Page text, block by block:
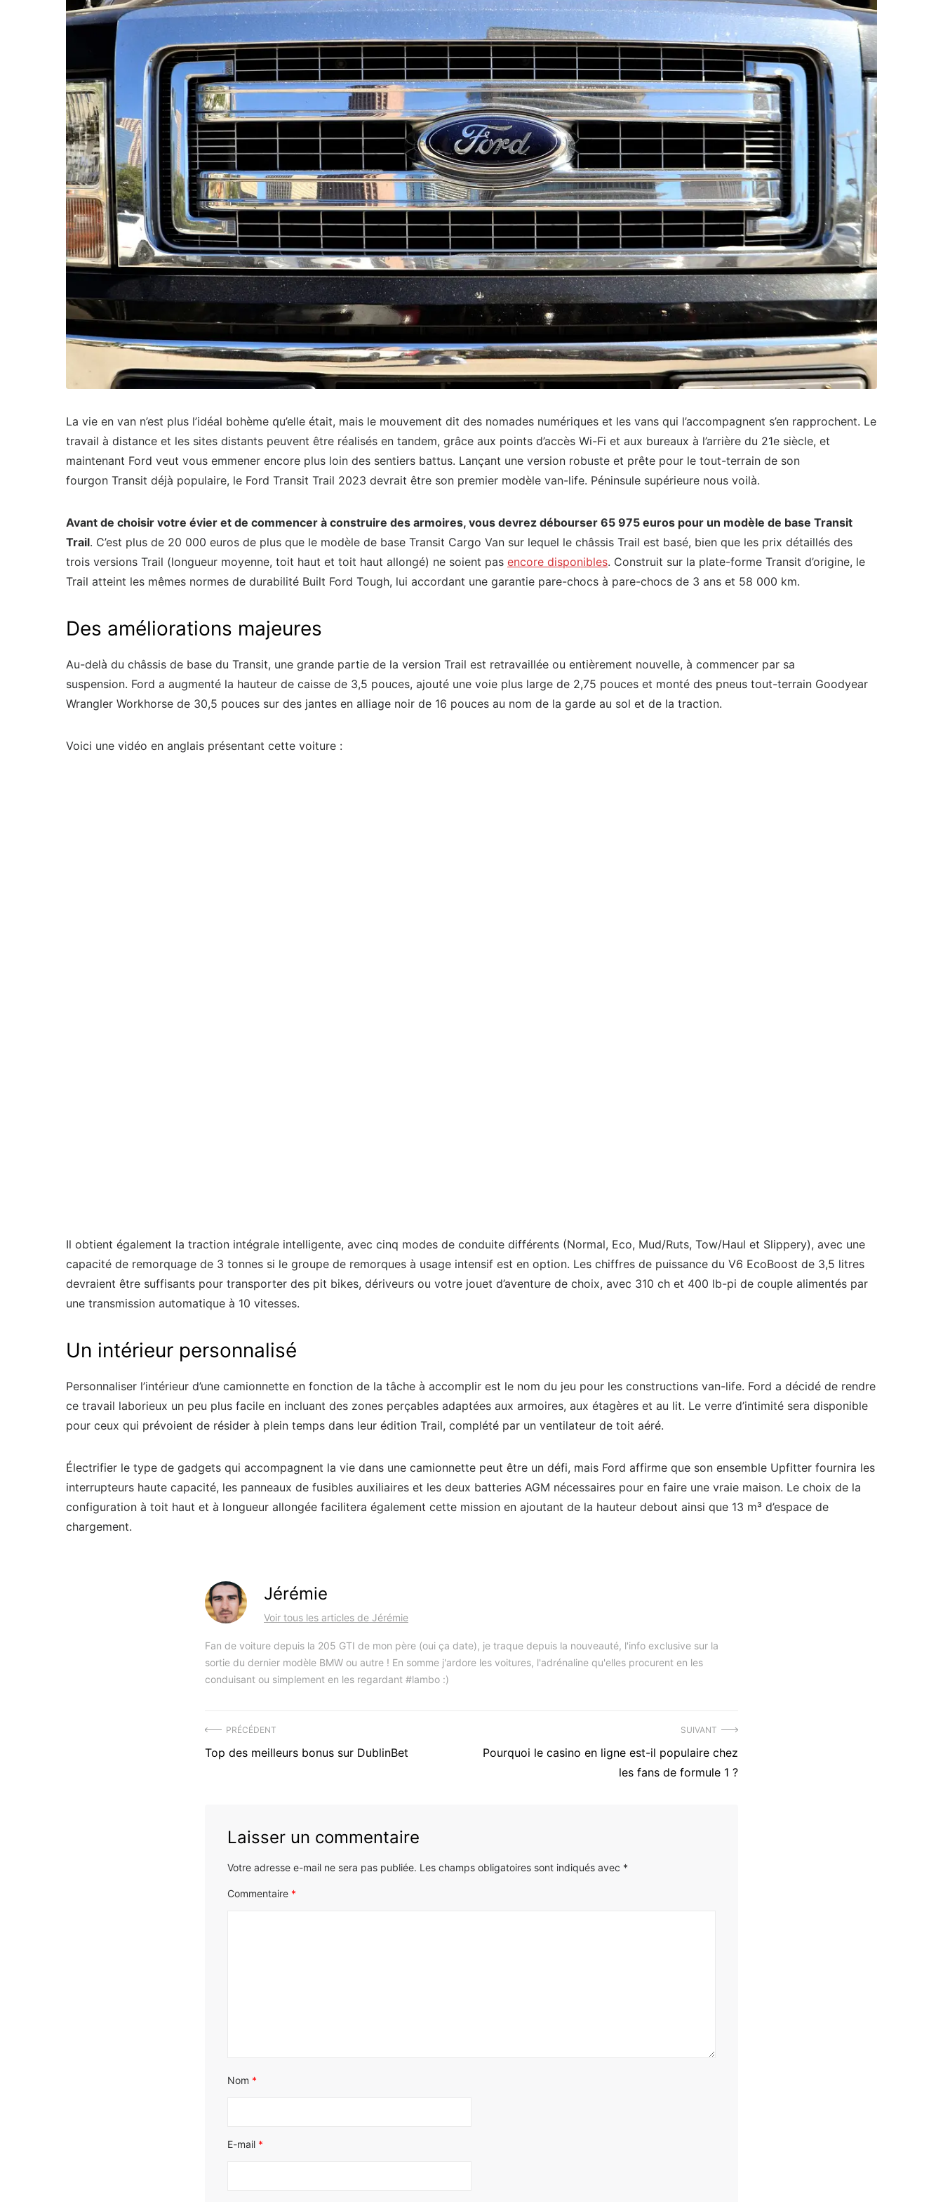
La vie en van n’est plus l’idéal bohème qu’elle était, mais le mouvement dit des nomades numériques et les vans qui l’accompagnent s’en rapprochent. Le
travail à distance et les sites distants peuvent être réalisés en tandem, grâce aux points d’accès Wi-Fi et aux bureaux à l’arrière du 21e siècle, et
maintenant Ford veut vous emmener encore plus loin des sentiers battus. Lançant une version robuste et prête pour le tout-terrain de son
fourgon Transit déjà populaire, le Ford Transit Trail 2023 devrait être son premier modèle van-life. Péninsule supérieure nous voilà.
Avant de choisir votre évier et de commencer à construire des armoires, vous devrez débourser 65 975 euros pour un modèle de base Transit
Trail. C’est plus de 20 000 euros de plus que le modèle de base Transit Cargo Van sur lequel le châssis Trail est basé, bien que les prix détaillés des
trois versions Trail (longueur moyenne, toit haut et toit haut allongé) ne soient pas encore disponibles. Construit sur la plate-forme Transit d’origine, le
Trail atteint les mêmes normes de durabilité Built Ford Tough, lui accordant une garantie pare-chocs à pare-chocs de 3 ans et 58 000 km.
Des améliorations majeures
Au-delà du châssis de base du Transit, une grande partie de la version Trail est retravaillée ou entièrement nouvelle, à commencer par sa
suspension. Ford a augmenté la hauteur de caisse de 3,5 pouces, ajouté une voie plus large de 2,75 pouces et monté des pneus tout-terrain Goodyear
Wrangler Workhorse de 30,5 pouces sur des jantes en alliage noir de 16 pouces au nom de la garde au sol et de la traction.
Voici une vidéo en anglais présentant cette voiture :
Il obtient également la traction intégrale intelligente, avec cinq modes de conduite différents (Normal, Eco, Mud/Ruts, Tow/Haul et Slippery), avec une
capacité de remorquage de 3 tonnes si le groupe de remorques à usage intensif est en option. Les chiffres de puissance du V6 EcoBoost de 3,5 litres
devraient être suffisants pour transporter des pit bikes, dériveurs ou votre jouet d’aventure de choix, avec 310 ch et 400 lb-pi de couple alimentés par
une transmission automatique à 10 vitesses.
Un intérieur personnalisé
Personnaliser l’intérieur d’une camionnette en fonction de la tâche à accomplir est le nom du jeu pour les constructions van-life. Ford a décidé de rendre
ce travail laborieux un peu plus facile en incluant des zones perçables adaptées aux armoires, aux étagères et au lit. Le verre d’intimité sera disponible
pour ceux qui prévoient de résider à plein temps dans leur édition Trail, complété par un ventilateur de toit aéré.
Électrifier le type de gadgets qui accompagnent la vie dans une camionnette peut être un défi, mais Ford affirme que son ensemble Upfitter fournira les
interrupteurs haute capacité, les panneaux de fusibles auxiliaires et les deux batteries AGM nécessaires pour en faire une vraie maison. Le choix de la
configuration à toit haut et à longueur allongée facilitera également cette mission en ajoutant de la hauteur debout ainsi que 13 m³ d’espace de
chargement.
Jérémie
Voir tous les articles de Jérémie
Fan de voiture depuis la 205 GTI de mon père (oui ça date), je traque depuis la nouveauté, l'info exclusive sur la
sortie du dernier modèle BMW ou autre ! En somme j'ardore les voitures, l'adrénaline qu'elles procurent en les
conduisant ou simplement en les regardant #lambo :)
Navigation
de
PRÉCÉDENT
Précédent
Top des meilleurs bonus sur DublinBet
SUIVANT
Article
Pourquoi le casino en ligne est-il populaire chez
les fans de formule 1 ?
Laisser un commentaire
Votre adresse e-mail ne sera pas publiée. Les champs obligatoires sont indiqués avec *
Commentaire *
Nom *
E-mail *